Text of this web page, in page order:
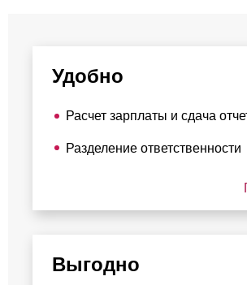
Удобно
Расчет зарплаты и сдача
Разделение ответственности
Выгодно